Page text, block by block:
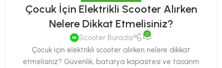
Çocuk İçin Elektrikli Scooter Alırken
Nelere Dikkat Etmelisiniz?
Scooter Burada 0
Çocuk için elektrikli scooter alırken nelere dikkat
etmelisiniz? Güvenlik, batarya kapasitesi ve tasarım